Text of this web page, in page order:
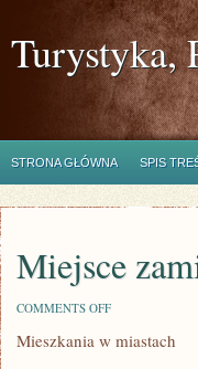
Turystyka,
STRONA GŁÓWNA SPIS
Miejsce
COMMENTS OFFON
ZAMIESZKANIA
Mieszkania w miastach